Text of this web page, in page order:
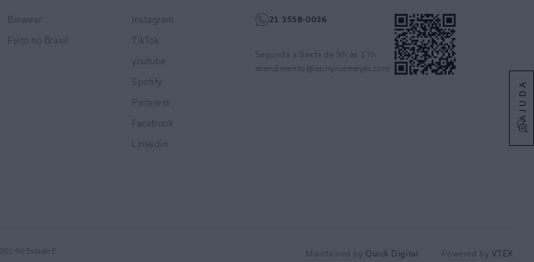
AJUDA
Biowear
Feito no Brasil
Instagram
TikTok
youtube
Spotify
Pinterest
Facebook
Linkedin
21 3558-0036
Segunda a Sexta de 9h às 17h
atendimento@lennyniemeyer.com
90 Estado E
Maintained by Quick Digital Powered by VTEX